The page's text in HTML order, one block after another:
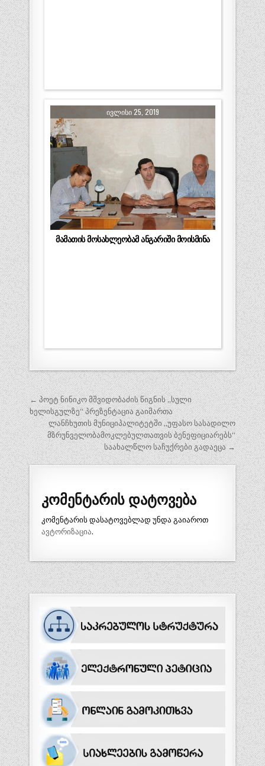
ᲘᲕᲚᲘᲡᲘ 25, 2019
მამათის მოსახლეობამ ანგარიში მოისმინა
პოსტის
ნავიგაცია
← პოეტ ნინიკო მშვიდობაძის წიგნის „სული
ხელისგულზე“ პრეზენტაცია გაიმართა
ლანჩხუთის მუნიციპალიტეტში ,,უფასო სასადილო
მზრუნველობამოკლებულთათვის ბენეფიციარებს“
საახალწლო საჩუქრები გადაეცა →
კომენტარის დატოვება
კომენტარის დასატოვებლად უნდა გაიაროთ
ავტორიზაცია.